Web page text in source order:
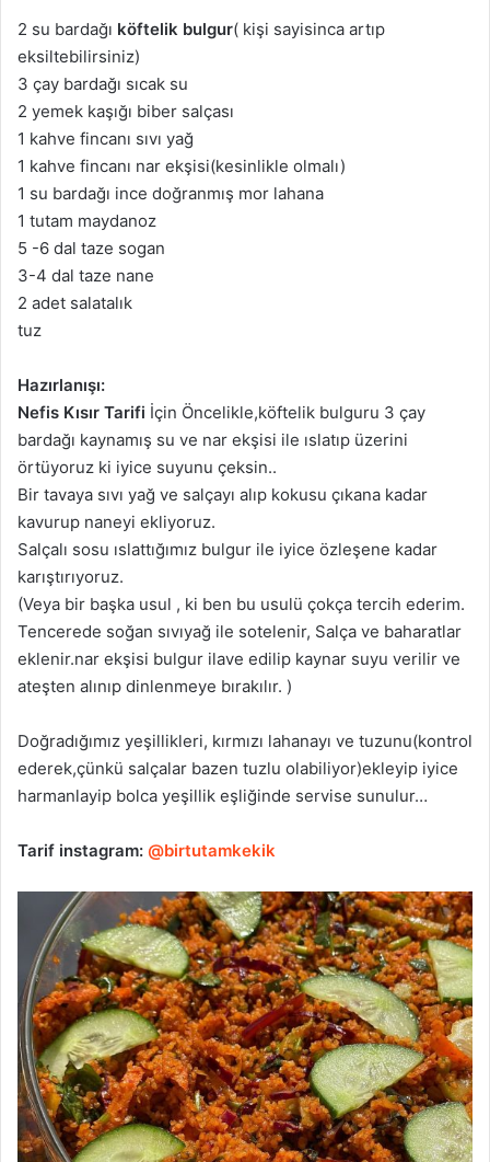
2 su bardağı köftelik bulgur( kişi sayisinca artıp
eksiltebilirsiniz)
3 çay bardağı sıcak su
2 yemek kaşığı biber salçası
1 kahve fincanı sıvı yağ
1 kahve fincanı nar ekşisi(kesinlikle olmalı)
1 su bardağı ince doğranmış mor lahana
1 tutam maydanoz
5 -6 dal taze sogan
3-4 dal taze nane
2 adet salatalık
tuz
Hazırlanışı:
Nefis Kısır Tarifi İçin Öncelikle,köftelik bulguru 3 çay
bardağı kaynamış su ve nar ekşisi ile ıslatıp üzerini
örtüyoruz ki iyice suyunu çeksin..
Bir tavaya sıvı yağ ve salçayı alıp kokusu çıkana kadar
kavurup naneyi ekliyoruz.
Salçalı sosu ıslattığımız bulgur ile iyice özleşene kadar
karıştırıyoruz.
(Veya bir başka usul , ki ben bu usulü çokça tercih ederim.
Tencerede soğan sıvıyağ ile sotelenir, Salça ve baharatlar
eklenir.nar ekşisi bulgur ilave edilip kaynar suyu verilir ve
ateşten alınıp dinlenmeye bırakılır. )
Doğradığımız yeşillikleri, kırmızı lahanayı ve tuzunu(kontrol
ederek,çünkü salçalar bazen tuzlu olabiliyor)ekleyip iyice
harmanlayip bolca yeşillik eşliğinde servise sunulur…
Tarif instagram: @birtutamkekik